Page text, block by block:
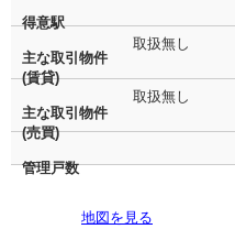
得意駅
主な取引物件
(賃貸)
取扱無し
主な取引物件
(売買)
取扱無し
管理戸数
地図を見る